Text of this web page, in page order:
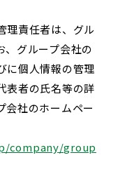
理責任者は、グル
、グループ会社の
に個人情報の管理
表者の氏名等の詳
会社のホームペー
company/group